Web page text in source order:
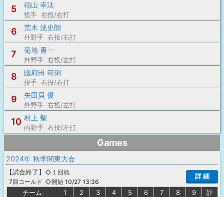
5 稲山 幸汰
投手 右投/右打
6 荒木 洸史朗
外野手 右投/右打
7 菊地 勇一
外野手 右投/左打
8 國府田 範俐
投手 右投/右打
9 矢田貝 優
外野手 右投/左打
10 村上 聖
内野手 右投/左打
Games
2024年 秋季関東大会
【試合終了 】
7回コールド
◇１回戦
◇開始 10/27 13:36
詳 細
チーム 1 2 3 4 5 6 7 8 9
計